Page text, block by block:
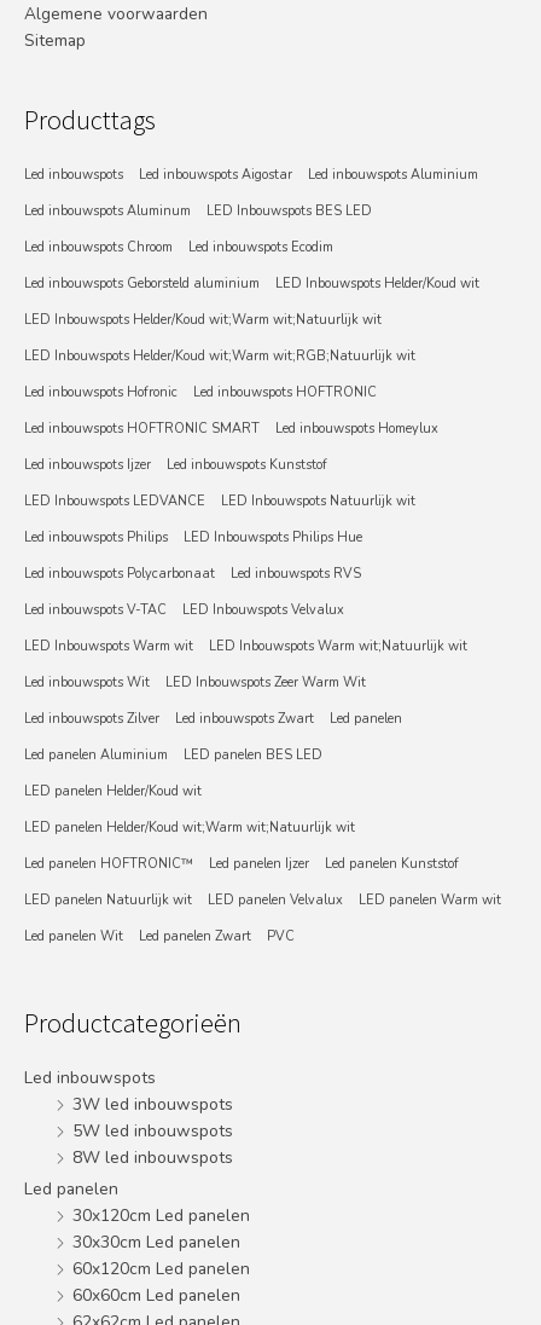
Algemene voorwaarden
Sitemap
Producttags
Led inbouwspots Led inbouwspots Aigostar
Led inbouwspots Aluminium
Led inbouwspots Aluminum
LED Inbouwspots BES LED
Led inbouwspots Chroom
Led inbouwspots Ecodim
Led inbouwspots Geborsteld aluminium
LED Inbouwspots Helder/Koud wit
LED Inbouwspots Helder/Koud wit;Warm wit;Natuurlijk wit
LED Inbouwspots Helder/Koud wit;Warm wit;RGB;Natuurlijk wit
Led inbouwspots Hofronic
Led inbouwspots HOFTRONIC
Led inbouwspots HOFTRONIC SMART
Led inbouwspots Homeylux
Led inbouwspots Ijzer
Led inbouwspots Kunststof
LED Inbouwspots LEDVANCE
LED Inbouwspots Natuurlijk wit
Led inbouwspots Philips
LED Inbouwspots Philips Hue
Led inbouwspots Polycarbonaat
Led inbouwspots RVS
Led inbouwspots V-TAC
LED Inbouwspots Velvalux
LED Inbouwspots Warm wit
LED Inbouwspots Warm wit;Natuurlijk wit
Led inbouwspots Wit
LED Inbouwspots Zeer Warm Wit
Led inbouwspots Zilver
Led inbouwspots Zwart
Led panelen
Led panelen Aluminium
LED panelen BES LED
LED panelen Helder/Koud wit
LED panelen Helder/Koud wit;Warm wit;Natuurlijk wit
Led panelen HOFTRONIC™
Led panelen Ijzer
Led panelen Kunststof
LED panelen Natuurlijk wit
LED panelen Velvalux
LED panelen Warm wit
Led panelen Wit
Led panelen Zwart PVC
Productcategorieën
Led inbouwspots
3W led inbouwspots
5W led inbouwspots
8W led inbouwspots
Led panelen
30x120cm Led panelen
30x30cm Led panelen
60x120cm Led panelen
60x60cm Led panelen